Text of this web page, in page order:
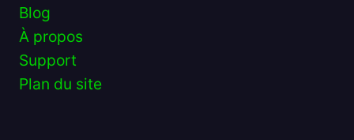
Blog
À propos
Support
Plan du site